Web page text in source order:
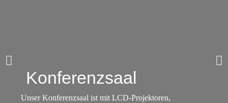
Konferenzsaal
Unser Konferenzsaal ist mit LCD-Projektoren,